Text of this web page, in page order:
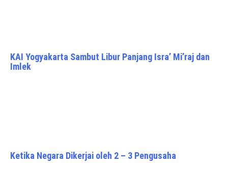
KAI Yogyakarta Sambut Libur Panjang Isra’ Mi’raj dan
Imlek
Ketika Negara Dikerjai oleh 2 – 3 Pengusaha